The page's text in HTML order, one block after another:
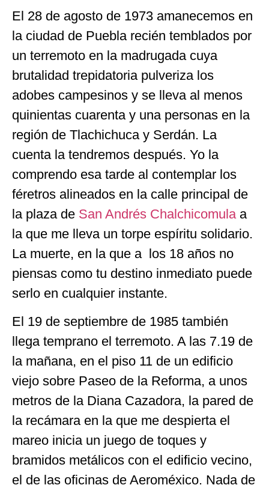
El 28 de agosto de 1973 amanecemos en
la ciudad de Puebla recién temblados por
un terremoto en la madrugada cuya
brutalidad trepidatoria pulveriza los
adobes campesinos y se lleva al menos
quinientas cuarenta y una personas en la
región de Tlachichuca y Serdán. La
cuenta la tendremos después. Yo la
comprendo esa tarde al contemplar los
féretros alineados en la calle principal de
la plaza de San Andrés Chalchicomula a
la que me lleva un torpe espíritu solidario.
La muerte, en la que a los 18 años no
piensas como tu destino inmediato puede
serlo en cualquier instante.
El 19 de septiembre de 1985 también
llega temprano el terremoto. A las 7.19 de
la mañana, en el piso 11 de un edificio
viejo sobre Paseo de la Reforma, a unos
metros de la Diana Cazadora, la pared de
la recámara en la que me despierta el
mareo inicia un juego de toques y
bramidos metálicos con el edificio vecino,
el de las oficinas de Aeroméxico. Nada de